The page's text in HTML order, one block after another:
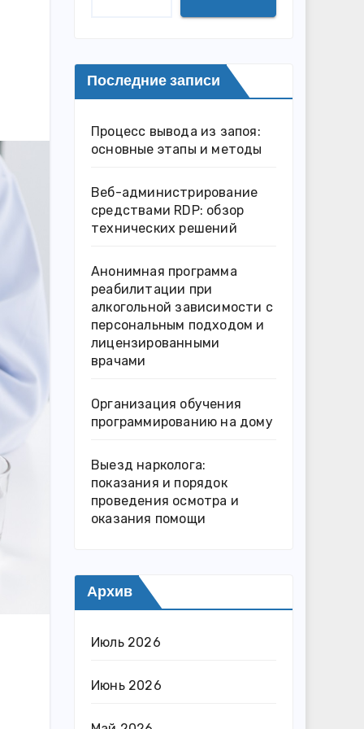
Последние записи
Процесс вывода из запоя:
основные этапы и методы
Веб-администрирование
средствами RDP: обзор
технических решений
Анонимная программа
реабилитации при
алкогольной зависимости с
персональным подходом и
лицензированными
врачами
Организация обучения
программированию на дому
Выезд нарколога:
показания и порядок
проведения осмотра и
оказания помощи
Архив
Июль 2026
Июнь 2026